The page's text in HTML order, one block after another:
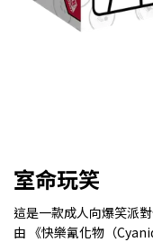
室命玩笑
這是一款成人向爆笑派對
由 《快樂氰化物（